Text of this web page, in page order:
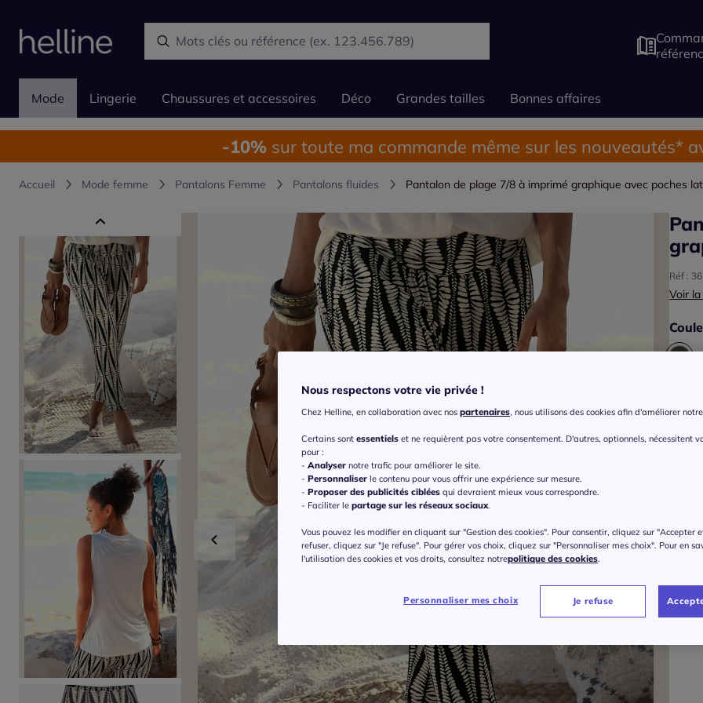
Mode Lingerie Chaussures et accessoires Déco Grandes tailles Bonnes affaires
-10% sur toute ma commande même sur les nouveautés*
Accueil Mode femme Pantalons Femme Pantalons fluides Pantalon de plage 7/8 à imprimé graphique avec poches
Réf :
Voir
40
42
Nous respectons votre vie privée !
Chez Helline, en collaboration avec nos partenaires, nous utilisons des cookies afin d'améliorer
Certains sont essentiels et ne requièrent pas votre consentement. D'autres, optionnels, nécessitent
pour :
- Analyser notre trafic pour améliorer le site.
- Personnaliser le contenu pour vous offrir une expérience sur mesure.
- Proposer des publicités ciblées qui devraient mieux vous correspondre.
- Faciliter le partage sur les réseaux sociaux.
Vous pouvez les modifier en cliquant sur "Gestion des cookies". Pour consentir, cliquez sur "Accepter
refuser, cliquez sur "Je refuse". Pour gérer vos choix, cliquez sur "Personnaliser mes choix". Pour en
l'utilisation des cookies et vos droits, consultez notrepolitique des cookies.
Personnaliser mes choix Je refuse